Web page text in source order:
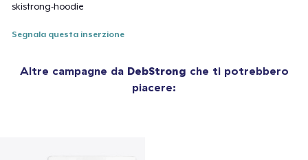
skistrong-hoodie
Segnala questa inserzione
Altre campagne da DebStrong che ti potrebbero
piacere: